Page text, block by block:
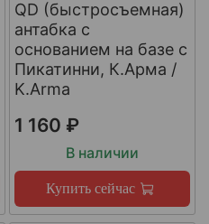
QD (быстросъемная)
антабка с
основанием на базе с
Пикатинни, К.Арма /
K.Arma
1 160 ₽
В наличии
Купить сейчас